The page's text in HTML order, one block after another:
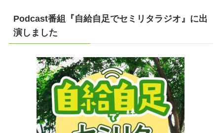
Podcast番組『自給自足でセミリタラジオ』に出
演しました